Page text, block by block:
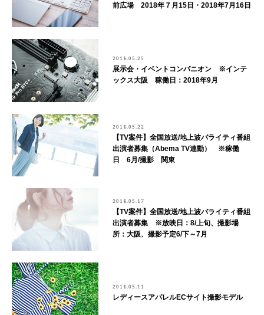
前広場 2018年７月15日・2018年7月16日
2018.05.25
展示会・イベントコンパニオン ※インテ
ックス大阪 稼働日：2018年9月
2018.05.22
【TV案件】全国放送/地上波バライティ番組
出演者募集（Abema TV連動） ※稼働
日 6月/撮影 関東
2018.05.17
【TV案件】全国放送/地上波バライティ番組
出演者募集 ※放映日：8/上旬、撮影場
所：大阪、撮影予定6/下～7月
2018.05.11
レディースアパレルECサイト撮影モデル